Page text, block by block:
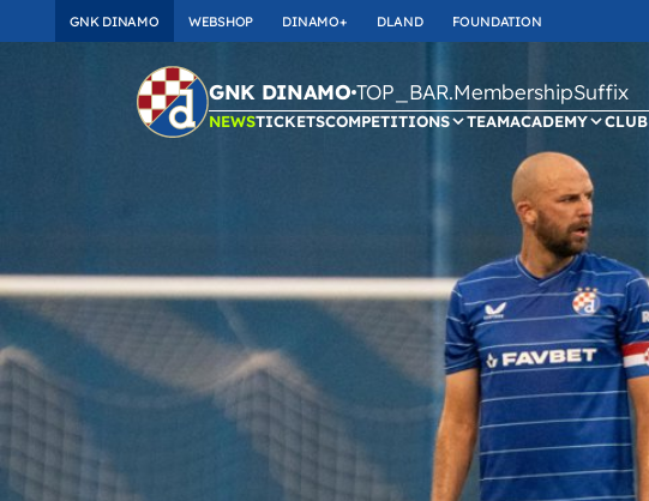
GNK DINAMO WEBSHOP DINAMO+ DLAND FOUNDATION
GNK DINAMO TOP_BAR.MembershipSuffix
NEWSTICKETSCOMPETITIONS TEAMACADEMY CLUB